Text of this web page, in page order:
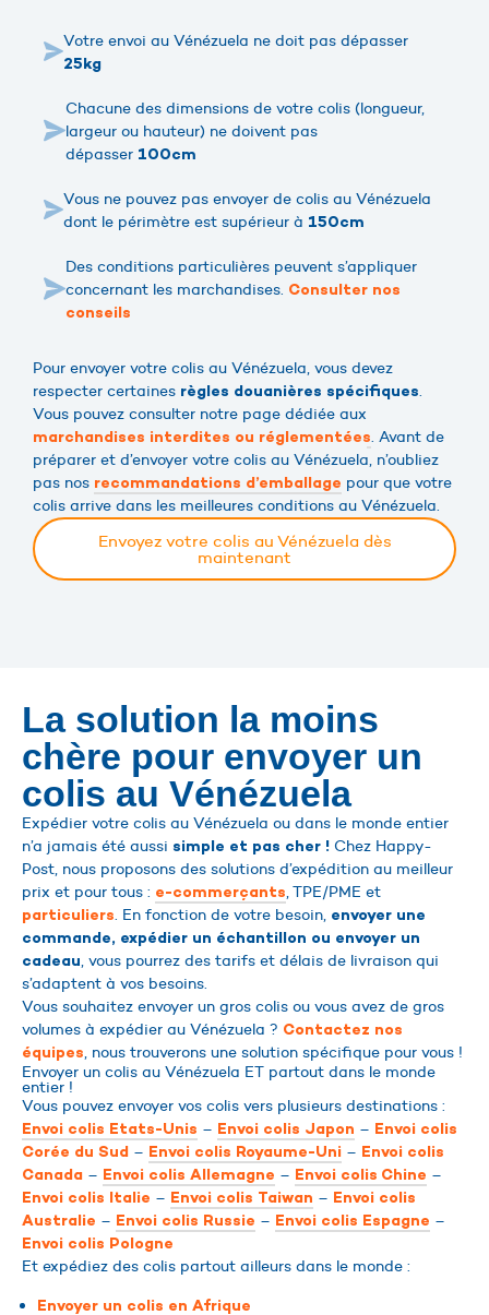
Votre envoi au Vénézuela ne doit pas dépasser
25kg
Chacune des dimensions de votre colis (longueur,
largeur ou hauteur) ne doivent pas
dépasser100cm
Vous ne pouvez pas envoyer de colis au Vénézuela
dont le périmètre est supérieur à 150cm
Des conditions particulières peuvent s’appliquer
concernant les marchandises. Consulter nos
conseils
Pour envoyer votre colis au Vénézuela, vous devez
respecter certaines règles douanières spécifiques.
Vous pouvez consulter notre page dédiée aux
marchandises interdites ou réglementées. Avant de
préparer et d’envoyer votre colis au Vénézuela, n’oubliez
pas nos recommandations d’emballage pour que votre
colis arrive dans les meilleures conditions au Vénézuela.
Envoyez votre colis au Vénézuela dès
maintenant
La solution la moins
chère pour envoyer un
colis au Vénézuela
Expédier votre colis au Vénézuela ou dans le monde entier
n’a jamais été aussi simple et pas cher ! Chez Happy-
Post, nous proposons des solutions d’expédition au meilleur
prix et pour tous : e-commerçants, TPE/PME et
particuliers. En fonction de votre besoin, envoyer une
commande, expédier un échantillon ou envoyer un
cadeau, vous pourrez des tarifs et délais de livraison qui
s’adaptent à vos besoins.
Vous souhaitez envoyer un gros colis ou vous avez de gros
volumes à expédier au Vénézuela ? Contactez nos
équipes, nous trouverons une solution spécifique pour vous !
Envoyer un colis au Vénézuela ET partout dans le monde
entier !
Vous pouvez envoyer vos colis vers plusieurs destinations :
Envoi colis Etats-Unis – Envoi colis Japon – Envoi colis
Corée du Sud – Envoi colis Royaume-Uni – Envoi colis
Canada – Envoi colis Allemagne – Envoi colis Chine –
Envoi colis Italie – Envoi colis Taiwan – Envoi colis
Australie – Envoi colis Russie – Envoi colis Espagne –
Envoi colis Pologne
Et expédiez des colis partout ailleurs dans le monde :
Envoyer un colis en Afrique